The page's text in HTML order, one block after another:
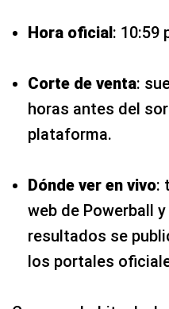
Hora oficial: 10:59
Corte de venta:
horas antes del
plataforma.
Dónde ver en vivo:
web de Powerball
resultados se
los portales